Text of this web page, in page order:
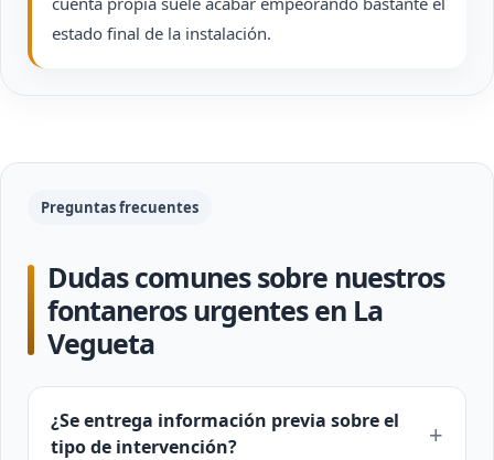
estado final de la instalación.
Preguntas frecuentes
Dudas comunes sobre nuestros
fontaneros urgentes en La
Vegueta
¿Se entrega información previa sobre el
tipo de intervención?